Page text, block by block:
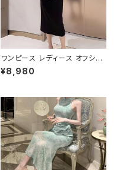
ワンピース レディース オフショ
ルダーワンピース タイトワンピ
ース ミモレ丈 ドレープ ギャザ
国ファッション 韓国風 フェミニ
ン エレガント 上品 きれいめ 着
痩せ 細見え 春 夏 秋 ホワイト
ブラック S M L XL 2XL 20代
30代 40代 C-OSS0262
¥8,980